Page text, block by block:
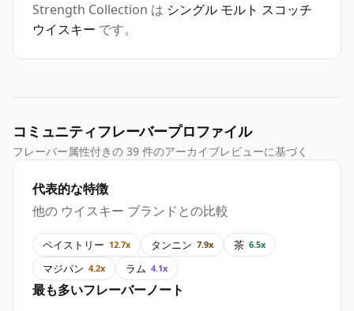
Strength Collection は シングル モルト スコッチ
ウイスキー です。
コミュニティフレーバープロファイル
フレーバー属性付きの 39 件のアーカイブレビューに基づく
代表的な特徴
他の ウイスキー ブランドとの比較
ペイストリー 12.7x タンニン 7.9x 茶 6.5x
マジパン 4.2x ラム 4.1x
最も多いフレーバーノート